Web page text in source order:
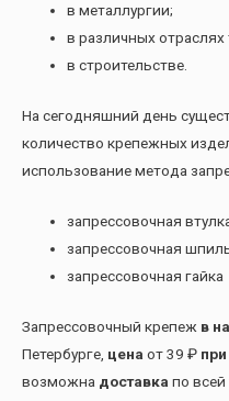
в металлургии;
в различных
в строительстве.
На сегодняшний день
количество крепежных
использование метода
запрессовочная
запрессовочная
запрессовочная гайка
Запрессовочный крепеж в
Петербурге, цена от 39 ₽
возможна доставка по всей